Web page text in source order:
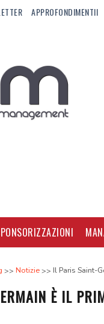
APPROFONDIMENTII
Notizie Il Paris Saint-
È IL